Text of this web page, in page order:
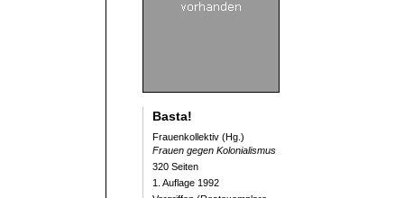
Basta!
Frauenkollektiv (Hg.)
Frauen gegen Kolonialismus
320 Seiten
1. Auflage 1992